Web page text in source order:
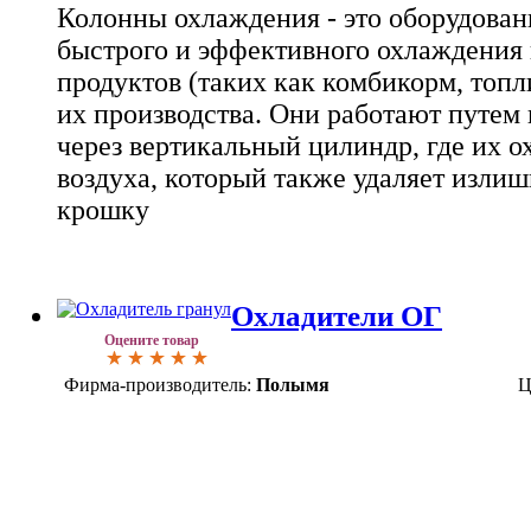
Колонны охлаждения - это
быстрого и эффективного
продуктов (таких как комбикорм,
их производства. Они работают путем
через вертикальный цилиндр, где их
воздуха, который также удаляет
крошку
Оцените товар
Охладители ОГ
Фирма-производитель: Полымя